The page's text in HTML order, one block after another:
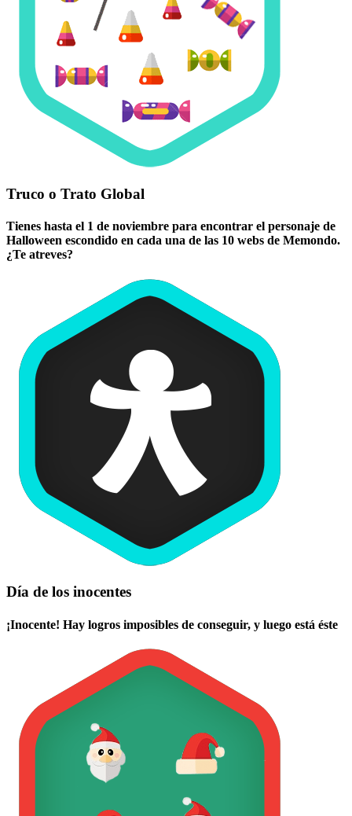
Truco o Trato Global
Tienes hasta el 1 de noviembre para encontrar el personaje de
Halloween escondido en cada una de las 10 webs de Memondo.
¿Te atreves?
Día de los inocentes
¡Inocente! Hay logros imposibles de conseguir, y luego está éste